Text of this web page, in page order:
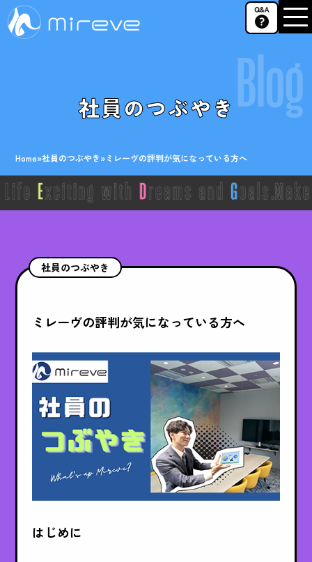
Blog
社員のつぶやき
Home»社員のつぶやき»ミレーヴの評判が気になっている方へ
社員のつぶやき
ミレーヴの評判が気になっている方へ
はじめに